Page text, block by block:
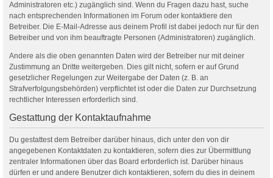
Administratoren etc.) zugänglich sind. Wenn du Fragen dazu hast, suche
nach entsprechenden Informationen im Forum oder kontaktiere den
Betreiber. Die E-Mail-Adresse aus deinem Profil ist dabei jedoch nur für den
Betreiber und von ihm beauftragte Personen (Administratoren) zugänglich.
Andere als die oben genannten Daten wird der Betreiber nur mit deiner
Zustimmung an Dritte weitergeben. Dies gilt nicht, sofern er auf Grund
gesetzlicher Regelungen zur Weitergabe der Daten (z. B. an
Strafverfolgungsbehörden) verpflichtet ist oder die Daten zur Durchsetzung
rechtlicher Interessen erforderlich sind.
Gestattung der Kontaktaufnahme
Du gestattest dem Betreiber darüber hinaus, dich unter den von dir
angegebenen Kontaktdaten zu kontaktieren, sofern dies zur Übermittlung
zentraler Informationen über das Board erforderlich ist. Darüber hinaus
dürfen er und andere Benutzer dich kontaktieren, sofern du dies in deinem